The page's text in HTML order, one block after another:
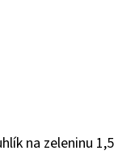
na zeleninu